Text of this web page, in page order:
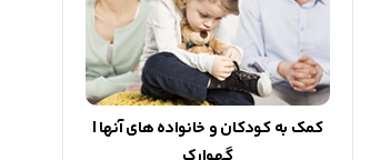
کمک به کودکان و خانواده های آنها |